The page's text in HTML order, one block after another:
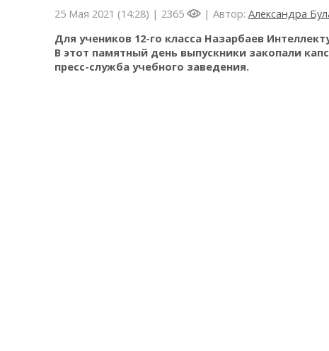
25 Мая 2021 (14:28) | 2365 | Автор: Александра
Для учеников 12-го класса Назарбаев
В этот памятный день выпускники закопали
пресс-служба учебного заведения.